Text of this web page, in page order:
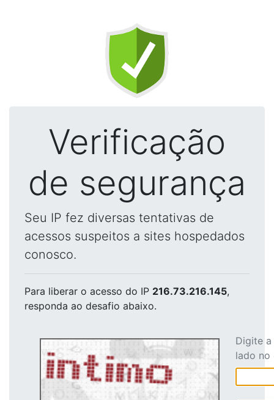
Verificação
de segurança
Seu IP fez diversas tentativas de
acessos suspeitos a sites hospedados
conosco.
Para liberar o acesso do IP 216.73.216.145,
responda ao desafio abaixo.
Digite
lado no